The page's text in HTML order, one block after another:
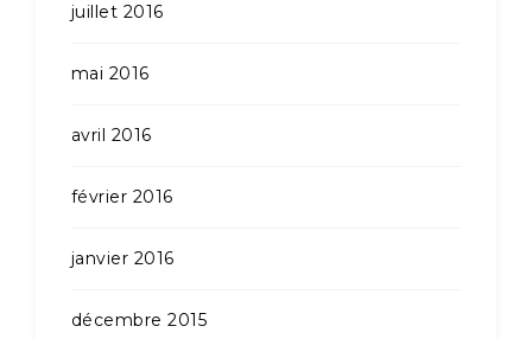
juillet 2016
mai 2016
avril 2016
février 2016
janvier 2016
décembre 2015